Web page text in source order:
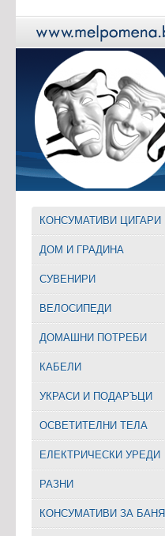
КОНСУМАТИВИ ЦИГАРИ
ДОМ И ГРАДИНА
СУВЕНИРИ
ВЕЛОСИПЕДИ
ДОМАШНИ ПОТРЕБИ
КАБЕЛИ
УКРАСИ И ПОДАРЪЦИ
ОСВЕТИТЕЛНИ ТЕЛА
EЛЕКТРИЧЕСКИ УРЕДИ
РАЗНИ
КОНСУМАТИВИ ЗА БАНЯ